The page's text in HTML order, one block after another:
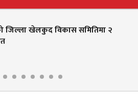
२
मोलुङ